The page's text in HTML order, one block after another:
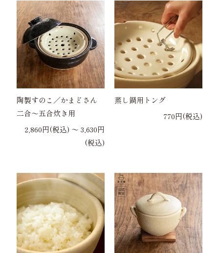
陶製すのこ／かまどさん
二合～五合炊き用
2,860円(税込) 〜 3,630円
(税込)
蒸し鍋用トング
770円(税込)